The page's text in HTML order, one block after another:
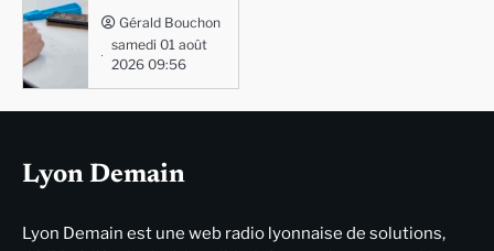
Gérald Bouchon
samedi 01 août
2026 09:56
Lyon Demain
Lyon Demain est une web radio lyonnaise de solutions,